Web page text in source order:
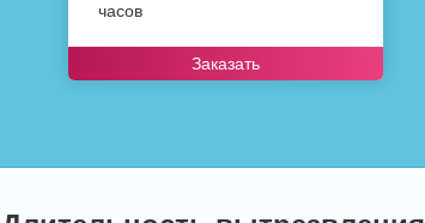
часов
Заказать